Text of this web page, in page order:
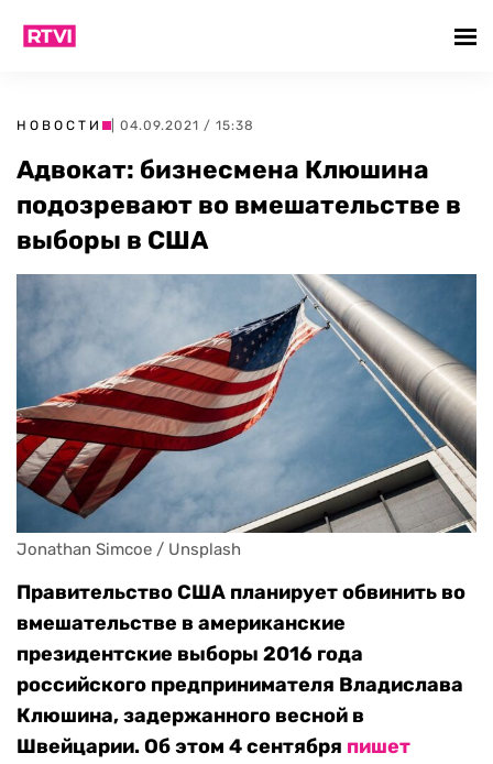
НОВОСТИ | 04.09.2021 / 15:38
Адвокат: бизнесмена Клюшина
подозревают во вмешательстве в
выборы в США
Jonathan Simcoe / Unsplash
Правительство США планирует обвинить во
вмешательстве в американские
президентские выборы 2016 года
российского предпринимателя Владислава
Клюшина, задержанного весной в
Швейцарии. Об этом 4 сентября пишет